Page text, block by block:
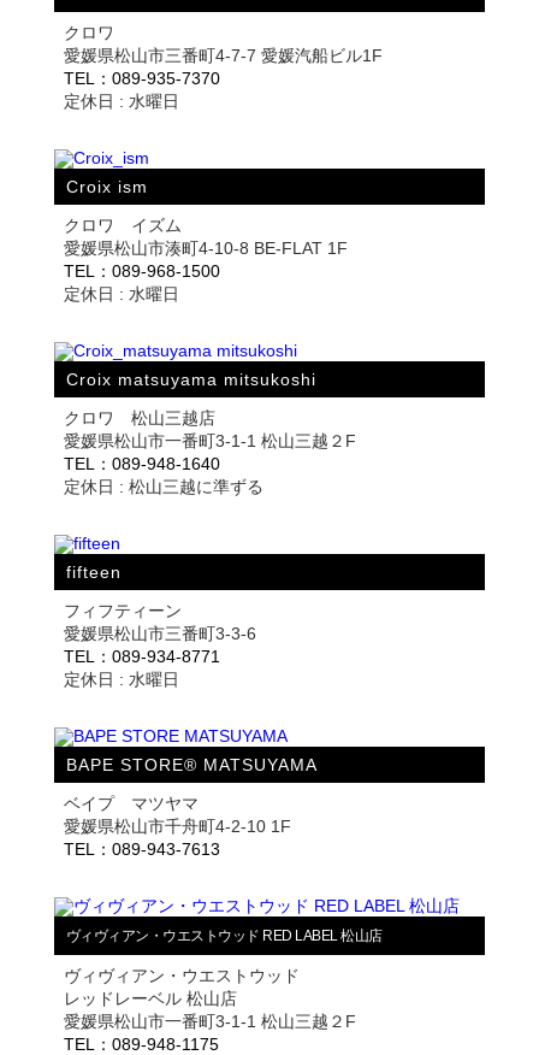
クロワ
愛媛県松山市三番町4-7-7 愛媛汽船ビル1F
TEL：089-935-7370
定休日 : 水曜日
Croix ism
クロワ イズム
愛媛県松山市湊町4-10-8 BE-FLAT 1F
TEL：089-968-1500
定休日 : 水曜日
Croix matsuyama mitsukoshi
クロワ 松山三越店
愛媛県松山市一番町3-1-1 松山三越２F
TEL：089-948-1640
定休日 : 松山三越に準ずる
fifteen
フィフティーン
愛媛県松山市三番町3-3-6
TEL：089-934-8771
定休日 : 水曜日
BAPE STORE® MATSUYAMA
ベイプ マツヤマ
愛媛県松山市千舟町4-2-10 1F
TEL：089-943-7613
ヴィヴィアン・ウエストウッド RED LABEL 松山店
ヴィヴィアン・ウエストウッド
レッドレーベル 松山店
愛媛県松山市一番町3-1-1 松山三越２F
TEL：089-948-1175